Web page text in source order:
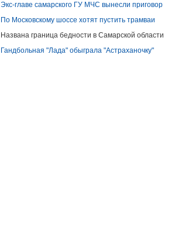
Экс-главе самарского ГУ МЧС вынесли приговор
По Московскому шоссе хотят пустить трамваи
Названа граница бедности в Самарской области
Гандбольная "Лада" обыграла "Астраханочку"